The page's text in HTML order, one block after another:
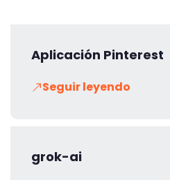
Aplicación Pinterest
Seguir leyendo
grok-ai